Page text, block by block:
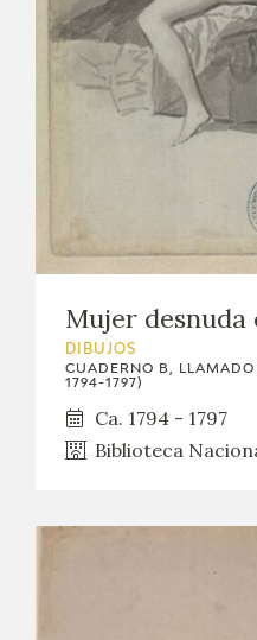
Mujer desnuda
DIBUJOS
CUADERNO B,
1794-1797)
Ca. 1794 - 1797
Biblioteca